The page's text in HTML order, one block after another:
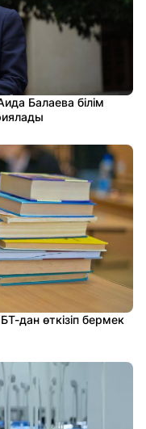
Балаева білім
дан өткізіп бермек